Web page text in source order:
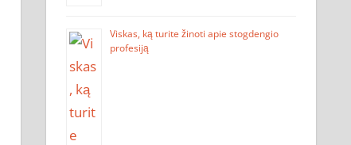
Viskas, ką turite žinoti apie stogdengio
profesiją